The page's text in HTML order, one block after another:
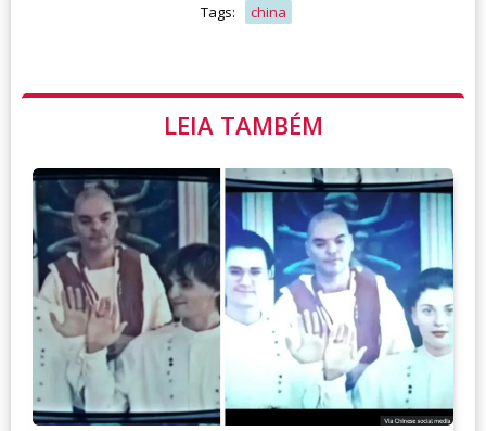
Tags: china
LEIA TAMBÉM